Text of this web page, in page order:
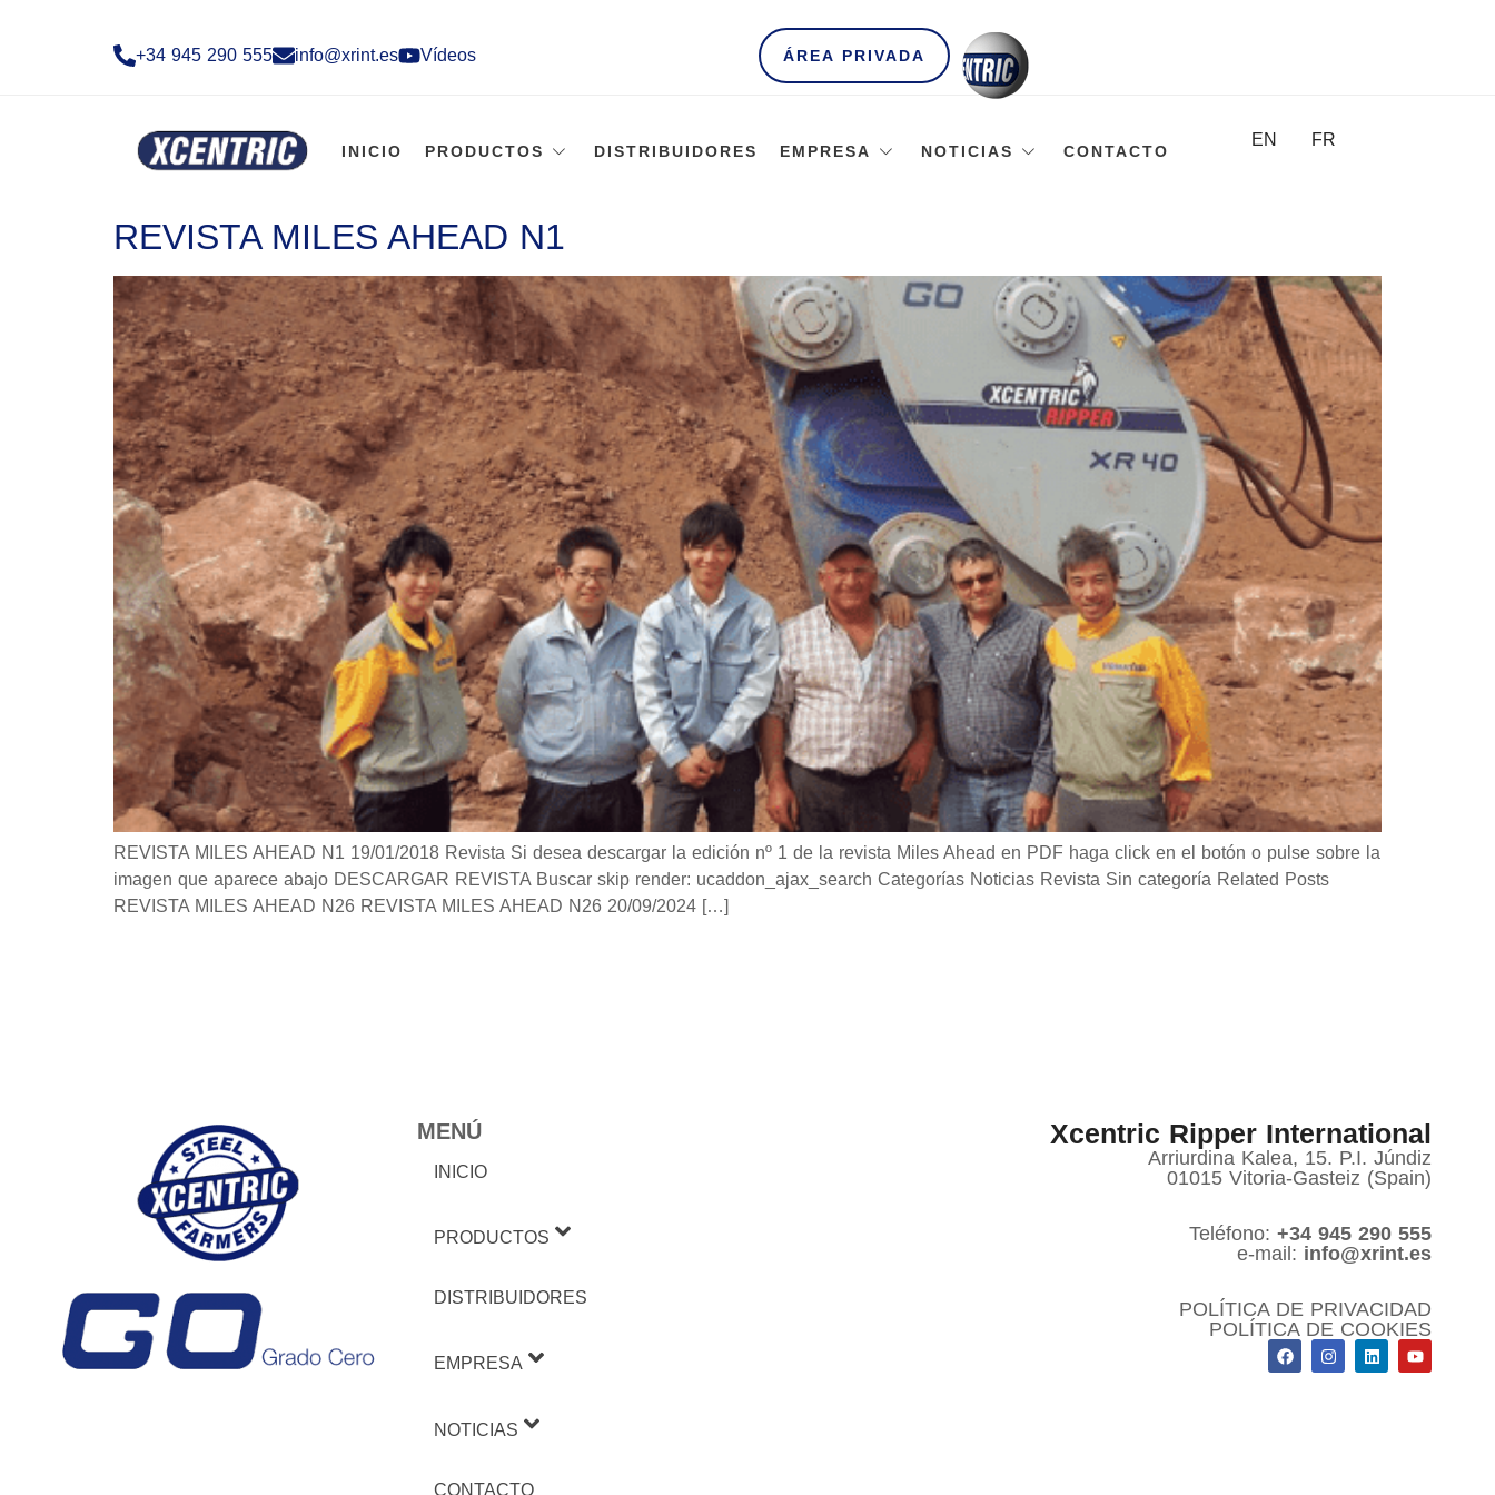
+34 945 290 555​ info@xrint.es Vídeos ÁREA PRIVADA
INICIO PRODUCTOS DISTRIBUIDORES EMPRESA NOTICIAS CONTACTO
EN FR
REVISTA MILES AHEAD N1
REVISTA MILES AHEAD N1 19/01/2018 Revista Si desea descargar la edición nº 1 de la revista Miles Ahead en PDF haga click en el botón o pulse sobre la
imagen que aparece abajo DESCARGAR REVISTA Buscar skip render: ucaddon_ajax_search Categorías Noticias Revista Sin categoría Related Posts
REVISTA MILES AHEAD N26 REVISTA MILES AHEAD N26 20/09/2024 […]
MENÚ
INICIO
PRODUCTOS
DISTRIBUIDORES
EMPRESA
NOTICIAS
CONTACTO
Xcentric Ripper International
Arriurdina Kalea, 15. P.I. Júndiz
01015 Vitoria-Gasteiz (Spain)
Teléfono: +34 945 290 555
e-mail: info@xrint.es
POLÍTICA DE PRIVACIDAD
POLÍTICA DE COOKIES